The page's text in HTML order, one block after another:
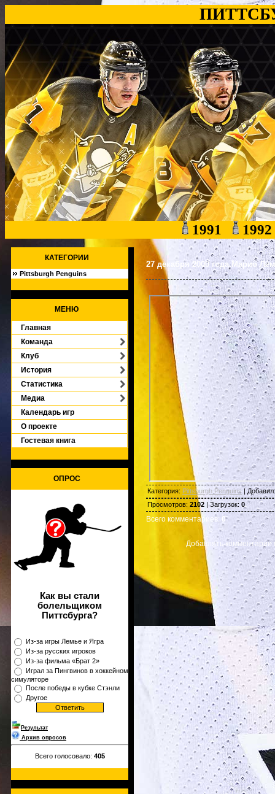
1991
КАТЕГОРИИ
Pittsburgh Penguins
МЕНЮ
Главная
Команда
Клуб
История
Статистика
Медиа
Календарь игр
О проекте
Гостевая книга
ОПРОС
Как вы стали
болельщиком
Питтсбурга?
Из-за игры Лемье и Ягра
Из-за русских игроков
Из-за фильма «Брат 2»
Играл за Пингвинов в хоккейном
симуляторе
После победы в кубке Стэнли
Другое
Результат
Архив опросов
Всего голосовало: 405
27 декабря 2000 года Марио
Категория: Pittsburgh Penguins Добавил
Просмотров: 2102 |Загрузок: 0
Всего комментариев: 0
Добавлять комментарии